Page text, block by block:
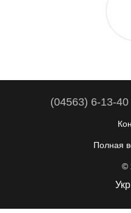
(04563) 6-13-40
Полная
©
Укр